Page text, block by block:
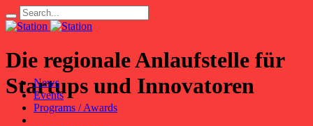
Die regionale Anlaufstelle für
Startups und Innovatoren
News
Events
Programs / Awards